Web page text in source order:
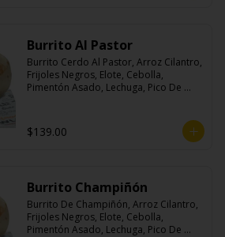
Burrito Al Pastor
Burrito Cerdo Al Pastor, Arroz Cilantro,
Frijoles Negros, Elote, Cebolla,
Pimentón Asado, Lechuga, Pico De
$139.00
Burrito Champiñón
Burrito De Champiñón, Arroz Cilantro,
Frijoles Negros, Elote, Cebolla,
Pimentón Asado, Lechuga, Pico De